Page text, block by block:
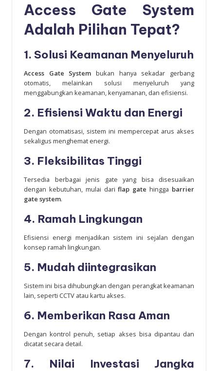
Access Gate System
Adalah Pilihan Tepat?
1. Solusi Keamanan Menyeluruh
Access Gate System bukan hanya sekadar gerbang
otomatis, melainkan solusi menyeluruh yang
menggabungkan keamanan, kenyamanan, dan efisiensi.
2. Efisiensi Waktu dan Energi
Dengan otomatisasi, sistem ini mempercepat arus akses
sekaligus menghemat energi.
3. Fleksibilitas Tinggi
Tersedia berbagai jenis gate yang bisa disesuaikan
dengan kebutuhan, mulai dariflap gate hingga barrier
gate system.
4. Ramah Lingkungan
Efisiensi energi menjadikan sistem ini sejalan dengan
konsep ramah lingkungan.
5. Mudah diintegrasikan
Sistem ini bisa dihubungkan dengan perangkat keamanan
lain, seperti CCTV atau kartu akses.
6. Memberikan Rasa Aman
Dengan kontrol penuh, setiap akses bisa dipantau dan
dicatat secara detail.
7. Nilai Investasi Jangka